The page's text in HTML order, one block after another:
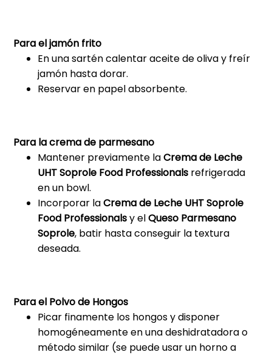
Para el jamón frito
En una sartén calentar aceite de oliva y freír
jamón hasta dorar.
Reservar en papel absorbente.
Para la crema de parmesano
Mantener previamente laCrema de Leche
UHT Soprole Food Professionals refrigerada
en un bowl.
Incorporar laCrema de Leche UHT Soprole
Food Professionalsy elQueso Parmesano
Soprole, batir hasta conseguir la textura
deseada.
Para el Polvo de Hongos
Picar finamente los hongos y disponer
homogéneamente en una deshidratadora o
método similar (se puede usar un horno a